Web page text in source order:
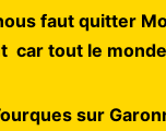
faut quitter
car tout le
sur